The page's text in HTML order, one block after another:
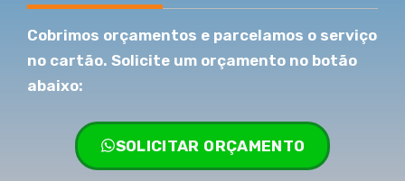
Cobrimos orçamentos e parcelamos o serviço
no cartão. Solicite um orçamento no botão
abaixo:
SOLICITAR ORÇAMENTO